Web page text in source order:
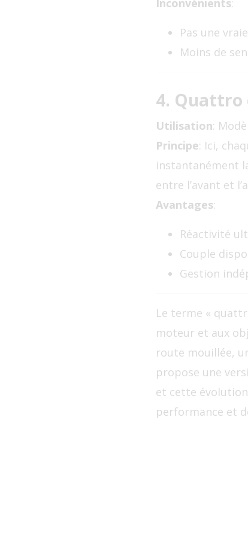
Inconvénients:
Pas une
Moins de
4. Quattro
Utilisation:
Principe: Ici,
instantanément
entre l’avant et
Avantages:
Réactivité
Couple
Gestion
Le terme «
moteur et aux
route mouillée,
propose une
et cette
performance et